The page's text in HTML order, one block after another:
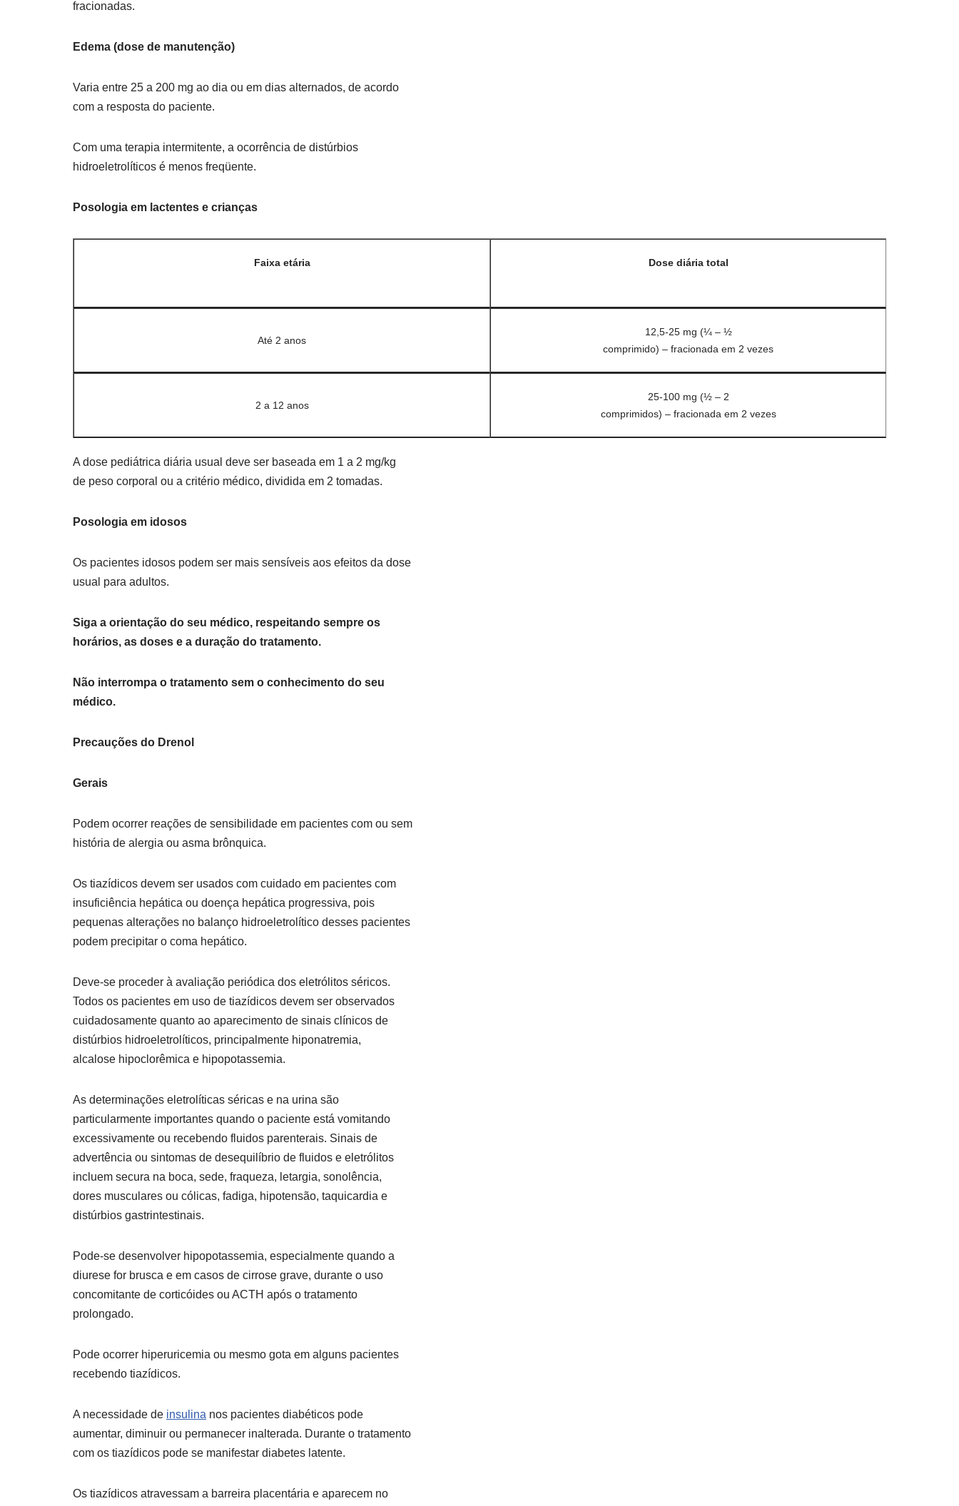
fracionadas.
Edema (dose de manutenção)
Varia entre 25 a 200 mg ao dia ou em dias alternados, de acordo
com a resposta do paciente.
Com uma terapia intermitente, a ocorrência de distúrbios
hidroeletrolíticos é menos freqüente.
Posologia em lactentes e crianças
Faixa etária Dose diária total
Até 2 anos
12,5-25 mg (¼ – ½
comprimido) – fracionada em 2 vezes
2 a 12 anos
25-100 mg (½ – 2
comprimidos) – fracionada em 2 vezes
A dose pediátrica diária usual deve ser baseada em 1 a 2 mg/kg
de peso corporal ou a critério médico, dividida em 2 tomadas.
Posologia em idosos
Os pacientes idosos podem ser mais sensíveis aos efeitos da dose
usual para adultos.
Siga a orientação do seu médico, respeitando sempre os
horários, as doses e a duração do tratamento.
Não interrompa o tratamento sem o conhecimento do seu
médico.
Precauções do Drenol
Gerais
Podem ocorrer reações de sensibilidade em pacientes com ou sem
história de alergia ou asma brônquica.
Os tiazídicos devem ser usados com cuidado em pacientes com
insuficiência hepática ou doença hepática progressiva, pois
pequenas alterações no balanço hidroeletrolítico desses pacientes
podem precipitar o coma hepático.
Deve-se proceder à avaliação periódica dos eletrólitos séricos.
Todos os pacientes em uso de tiazídicos devem ser observados
cuidadosamente quanto ao aparecimento de sinais clínicos de
distúrbios hidroeletrolíticos, principalmente hiponatremia,
alcalose hipoclorêmica e hipopotassemia.
As determinações eletrolíticas séricas e na urina são
particularmente importantes quando o paciente está vomitando
excessivamente ou recebendo fluidos parenterais. Sinais de
advertência ou sintomas de desequilíbrio de fluidos e eletrólitos
incluem secura na boca, sede, fraqueza, letargia, sonolência,
dores musculares ou cólicas, fadiga, hipotensão, taquicardia e
distúrbios gastrintestinais.
Pode-se desenvolver hipopotassemia, especialmente quando a
diurese for brusca e em casos de cirrose grave, durante o uso
concomitante de corticóides ou ACTH após o tratamento
prolongado.
Pode ocorrer hiperuricemia ou mesmo gota em alguns pacientes
recebendo tiazídicos.
A necessidade de insulina nos pacientes diabéticos pode
aumentar, diminuir ou permanecer inalterada. Durante o tratamento
com os tiazídicos pode se manifestar diabetes latente.
Os tiazídicos atravessam a barreira placentária e aparecem no